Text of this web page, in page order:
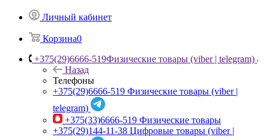
Личный кабинет
Корзина0
+375(29)6666-519Физические товары (viber | telegram)
Назад
Телефоны
+375(29)6666-519 Физические товары (viber |
telegram)
+375(33)6666-519 Физические товары
+375(29)144-11-38 Цифровые товары (viber |